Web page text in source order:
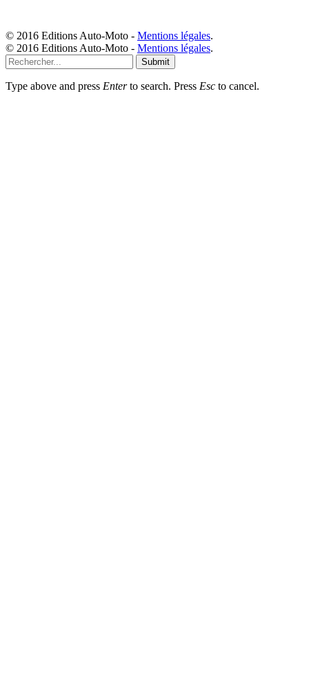
© 2016 Editions Auto-Moto - Mentions légales.
© 2016 Editions Auto-Moto - Mentions légales.
Submit
Type above and press Enterto search. Press Esc to cancel.